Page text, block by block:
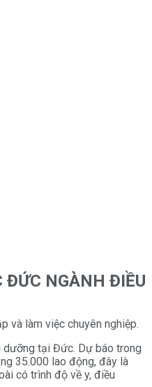
ĐỨC NGÀNH ĐIỀU
và làm việc chuyên nghiệp.
dưỡng tại Đức. Dự báo trong
35.000 lao động, đây là
có trình độ về y, điều